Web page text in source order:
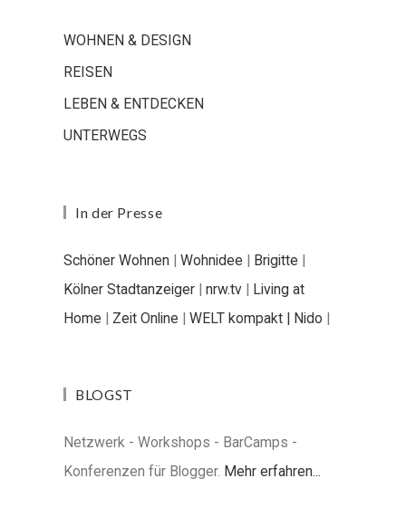
WOHNEN & DESIGN
REISEN
LEBEN & ENTDECKEN
UNTERWEGS
In der Presse
Schöner Wohnen | Wohnidee | Brigitte |
Kölner Stadtanzeiger | nrw.tv | Living at
Home | Zeit Online | WELT kompakt | Nido |
BLOGST
Netzwerk - Workshops - BarCamps -
Konferenzen für Blogger. Mehr erfahren...